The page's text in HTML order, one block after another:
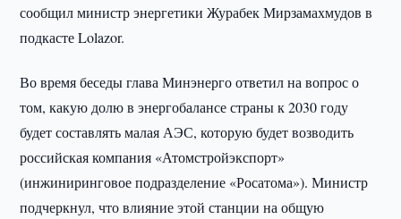
сообщил министр энергетики Журабек Мирзамахмудов в
подкасте Lolazor.
Во время беседы глава Минэнерго ответил на вопрос о
том, какую долю в энергобалансе страны к 2030 году
будет составлять малая АЭС, которую будет возводить
российская компания «Атомстройэкспорт»
(инжиниринговое подразделение «Росатома»). Министр
подчеркнул, что влияние этой станции на общую